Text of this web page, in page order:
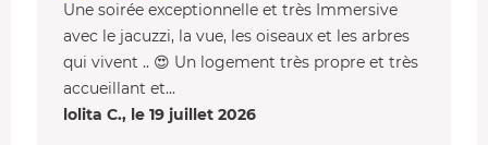
Une soirée exceptionnelle et très Immersive
avec le jacuzzi, la vue, les oiseaux et les arbres
qui vivent .. 😍 Un logement très propre et très
accueillant et...
lolita C., le 19 juillet 2026